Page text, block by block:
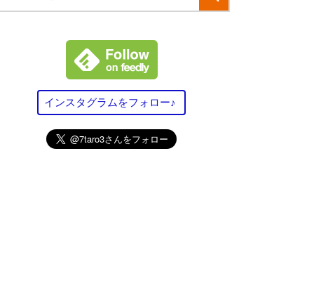
インスタグラムをフォロー♪